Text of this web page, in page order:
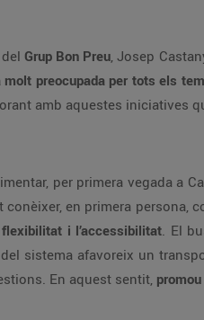
Grup Bon Preu, Josep
molt preocupada per tots els
amb aquestes iniciatives
per primera vegada a
en primera persona,
i l’accessibilitat. El
sistema afavoreix un
En aquest sentit,